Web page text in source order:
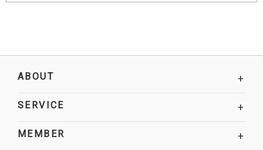
ABOUT +
SERVICE +
MEMBER +